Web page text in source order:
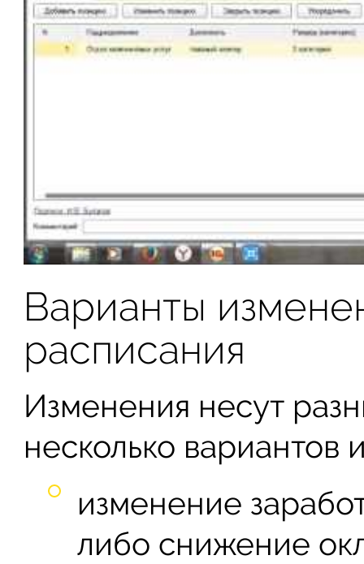
Варианты
расписания
Изменения несут
несколько вариантов
изменение
либо снижение